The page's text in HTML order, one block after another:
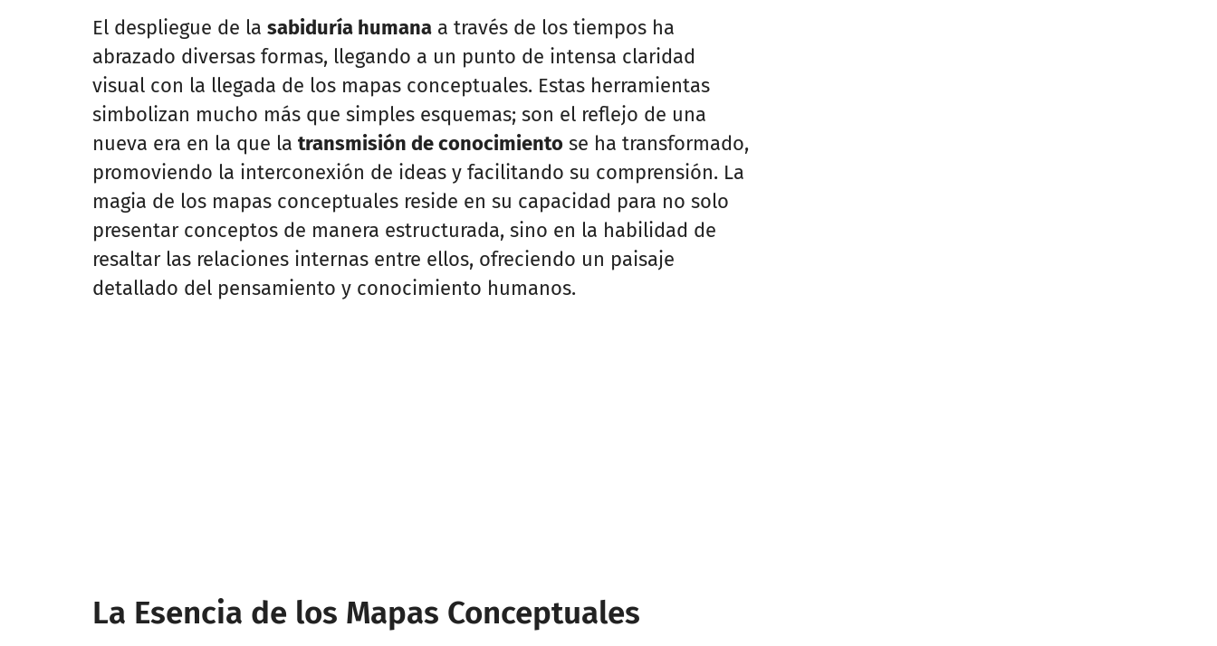
El despliegue de la sabiduría humana a través de los tiempos ha
abrazado diversas formas, llegando a un punto de intensa claridad
visual con la llegada de los mapas conceptuales. Estas herramientas
simbolizan mucho más que simples esquemas; son el reflejo de una
nueva era en la que la transmisión de conocimiento se ha transformado,
promoviendo la interconexión de ideas y facilitando su comprensión. La
magia de los mapas conceptuales reside en su capacidad para no solo
presentar conceptos de manera estructurada, sino en la habilidad de
resaltar las relaciones internas entre ellos, ofreciendo un paisaje
detallado del pensamiento y conocimiento humanos.
La Esencia de los Mapas Conceptuales